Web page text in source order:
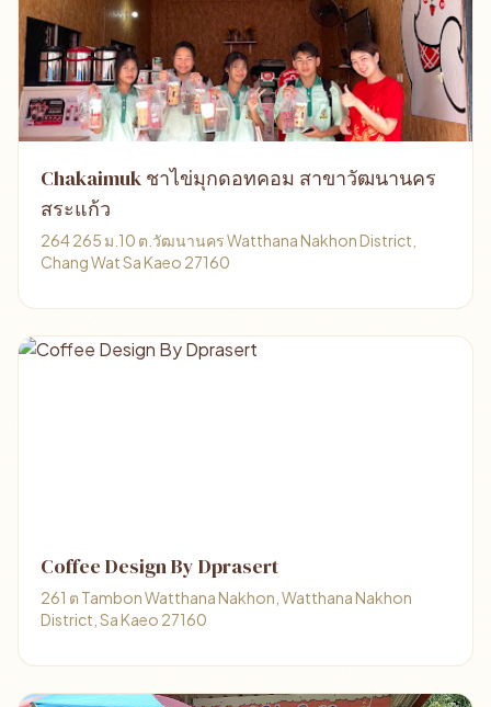
Chakaimuk ชาไข่มุกดอทคอม สาขาวัฒนานคร
สระแก้ว
264 265 ม.10 ต.วัฒนานคร Watthana Nakhon District,
Chang Wat Sa Kaeo 27160
Coffee Design By Dprasert
261 ต Tambon Watthana Nakhon, Watthana Nakhon
District, Sa Kaeo 27160